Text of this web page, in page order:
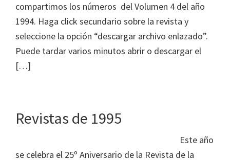
compartimos los números del Volumen 4 del año
1994. Haga click secundario sobre la revista y
seleccione la opción “descargar archivo enlazado”.
Puede tardar varios minutos abrir o descargar el
[…]
Revistas de 1995
Este año
se celebra el 25º Aniversario de la Revista de la